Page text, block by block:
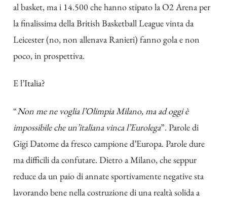
al basket, ma i 14.500 che hanno stipato la O2 Arena per
la finalissima della British Basketball League vinta da
Leicester (no, non allenava Ranieri) fanno gola e non
poco, in prospettiva.
E l’Italia?
“Non me ne voglia l’Olimpia Milano, ma ad oggi è
impossibile che un’italiana vinca l’Eurolega”. Parole di
Gigi Datome da fresco campione d’Europa. Parole dure
ma difficili da confutare. Dietro a Milano, che seppur
reduce da un paio di annate sportivamente negative sta
lavorando bene nella costruzione di una realtà solida a